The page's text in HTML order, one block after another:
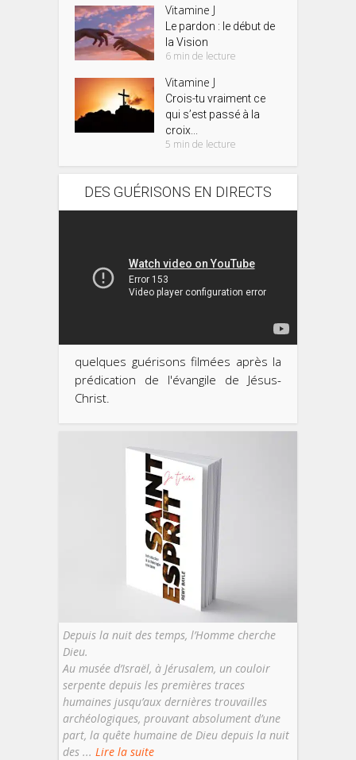
Vitamine J
Le pardon : le début de
la Vision
6 min de lecture
Vitamine J
Crois-tu vraiment ce
qui s’est passé à la
croix...
5 min de lecture
DES GUÉRISONS EN DIRECTS
quelques guérisons filmées après la
prédication de l'évangile de Jésus-
Christ.
Depuis la nuit des temps, l’Homme cherche
Dieu.
Au musée d’Israël, à Jérusalem, un couloir
serpente depuis les premières traces
humaines jusqu’aux dernières trouvailles
archéologiques, prouvant absolument d’une
part, la quête humaine de Dieu depuis la nuit
des ... Lire la suite